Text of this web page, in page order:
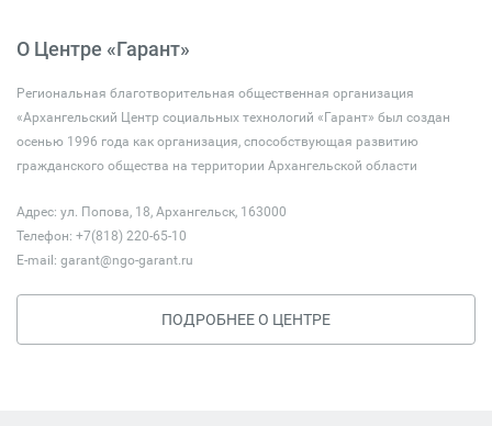
О Центре «Гарант»
Региональная благотворительная общественная организация
«Архангельский Центр социальных технологий «Гарант» был создан
осенью 1996 года как организация, способствующая развитию
гражданского общества на территории Архангельской области
Адрес: ул. Попова, 18, Архангельск, 163000
Телефон: +7(818) 220-65-10
E-mail: garant@ngo-garant.ru
ПОДРОБНЕЕ О ЦЕНТРЕ